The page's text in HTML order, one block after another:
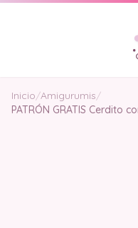
Inicio/Amigurumis/
PATRÓN GRATIS Cerdito